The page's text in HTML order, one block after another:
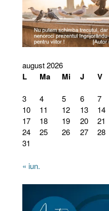
august 2026
L Ma Mi J V
3
4 5 6 7
10
11 12 13 14
17
18 19 20 21
24
25 26 27 28
31
« iun.